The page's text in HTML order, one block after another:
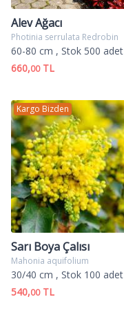
Alev Ağacı
Photinia serrulata Redrobin
60-80 cm , Stok 500 adet
660,00TL
Kargo Bizden
Sarı Boya Çalısı
Mahonia aquifolium
30/40 cm , Stok 100 adet
540,00TL